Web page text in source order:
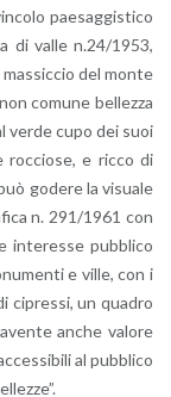
pae­sag­gi­sti­co
di valle n.24/1953,
del monte
co­mu­ne bel­lez­za
verde cupo dei suoi
roc­cio­se, e ricco di
go­de­re la vi­sua­le
n. 291/1961 con
in­te­res­se pub­bli­co
e ville, con i
ci­pres­si, un qua­dro
anche va­lo­re
al pub­bli­co